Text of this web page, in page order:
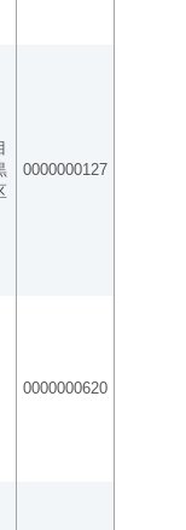
0000000127
0000000620